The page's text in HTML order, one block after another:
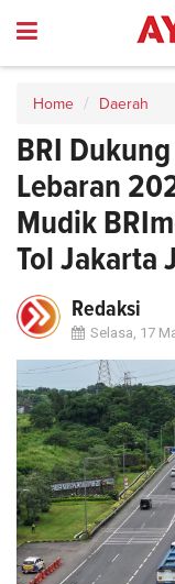
Home Daerah
BRI
Lebaran
Mudik
Tol Jakarta
Redaksi
Selasa, 17